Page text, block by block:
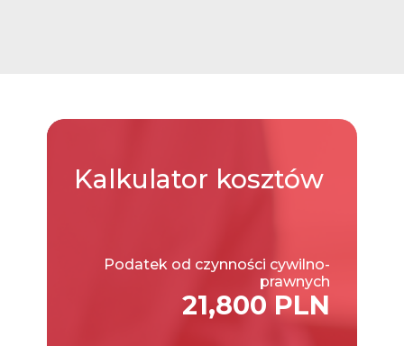
Kalkulator kosztów
Podatek od czynności cywilno-
prawnych
21,800 PLN